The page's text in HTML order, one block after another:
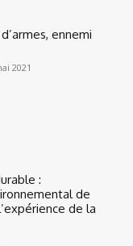
ennemi
2021
:
de
de la